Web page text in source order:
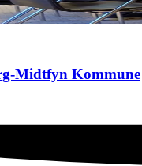
Midtfyn Kommune